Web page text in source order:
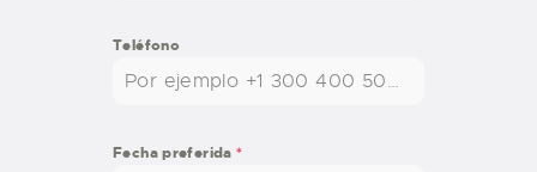
Teléfono
Fecha preferida*